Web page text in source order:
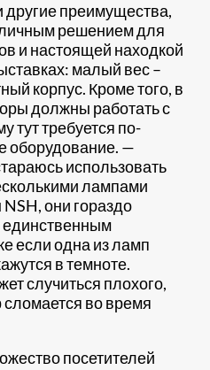
другие преимущества,
решением для
и настоящей находкой
малый вес –
корпус. Кроме того, в
должны работать с
тут требуется по-
оборудование. —
использовать
лампами
они гораздо
единственным
если одна из ламп
в темноте.
случиться плохого,
сломается во время
посетителей